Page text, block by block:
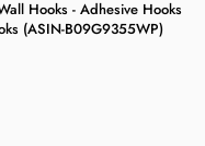
Hooks - Adhesive Hooks
(ASIN-B09G9355WP)